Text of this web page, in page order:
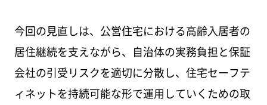
今回の見直しは、公営住宅における高齢入居者の
居住継続を支えながら、自治体の実務負担と保証
会社の引受リスクを適切に分散し、住宅セーフテ
ィネットを持続可能な形で運用していくための取